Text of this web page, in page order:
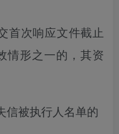
首次响应文件截止
情形之一的，其资
信被执行人名单的